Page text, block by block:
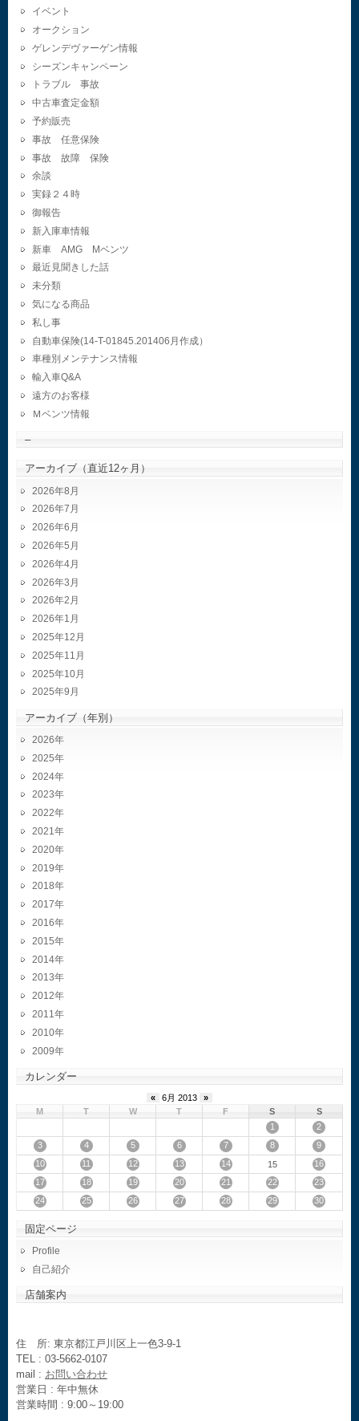
イベント
オークション
ゲレンデヴァーゲン情報
シーズンキャンペーン
トラブル 事故
中古車査定金額
予約販売
事故 任意保険
事故 故障 保険
余談
実録２４時
御報告
新入庫車情報
新車 AMG Mベンツ
最近見聞きした話
未分類
気になる商品
私し事
自動車保険(14-T-01845.201406月作成）
車種別メンテナンス情報
輸入車Q&A
遠方のお客様
Ｍベンツ情報
–
アーカイブ（直近12ヶ月）
2026年8月
2026年7月
2026年6月
2026年5月
2026年4月
2026年3月
2026年2月
2026年1月
2025年12月
2025年11月
2025年10月
2025年9月
アーカイブ（年別）
2026
2025
2024
2023
2022
2021
2020
2019
2018
2017
2016
2015
2014
2013
2012
2011
2010
2009
カレンダー
« 6月 2013
»
M
T W T F S
S
1
2
3
4 5 6 7 8
9
10
11 12 13 14 15
16
17
18 19 20 21 22
23
24
25 26 27 28 29 30
固定ページ
Profile
自己紹介
店舗案内
住 所: 東京都江戸川区上一色3-9-1
TEL : 03-5662-0107
mail : お問い合わせ
営業日 : 年中無休
営業時間 : 9:00～19:00